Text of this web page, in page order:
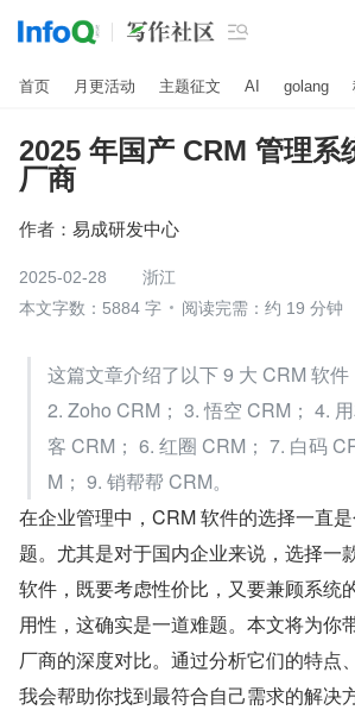

首页 月更活动 主题征文 AI golang
2025 年国产 CRM 管理系
厂商
作者： 易成研发中心
2025-02-28
浙江
本文字数：5884 字
阅读完需：约 19 分钟
这篇文章介绍了以下 9 大 CRM 软件
2. Zoho CRM； 3. 悟空 CRM； 4.
客 CRM； 6. 红圈 CRM； 7. 白码
M； 9. 销帮帮 CRM。
在企业管理中，CRM 软件的选择一直
题。尤其是对于国内企业来说，选择一
软件，既要考虑性价比，又要兼顾系统
用性，这确实是一道难题。本文将为你
厂商的深度对比。通过分析它们的特点
我会帮助你找到最符合自己需求的解决方